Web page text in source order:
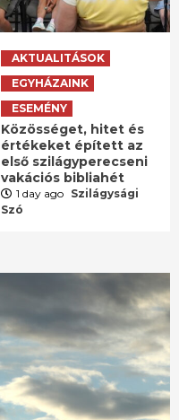
AKTUALITÁSOK
EGYHÁZAINK
ESEMÉNY
Közösséget, hitet és
értékeket épített az
első szilágyperecseni
vakációs bibliahét
1 day ago Szilágysági
Szó